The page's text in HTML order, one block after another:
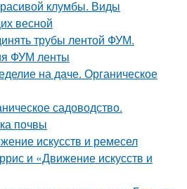
клумбы. Виды
весной
трубы лентой ФУМ.
ФУМ ленты
на даче. Органическое
садоводство.
почвы
искусств и ремесел
и «Движение искусств и